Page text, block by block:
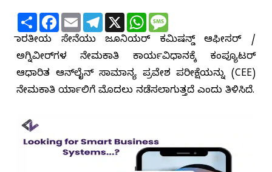
ShareFacebook
Email Telegram
X WhatsApp
ಭಾರತೀಯ ಸೇನೆಯು ಜೂನಿಯರ್ ಕಮಿಷನ್ಡ್ ಆಫೀಸರ್ /
ಅಗ್ನಿ‌ವೀರ್‌ಗಳ ನೇಮಕಾತಿ ಕಾರ್ಯವಿಧಾನಕ್ಕೆ ಕಂಪ್ಯೂಟರ್
ಆಧಾರಿತ ಆನ್‌ಲೈನ್ ಸಾಮಾನ್ಯ ಪ್ರವೇಶ ಪರೀಕ್ಷೆಯನ್ನು (CEE)
ನೇಮಕಾತಿ ರ್ಯಾಲಿಗೆ ಮೊದಲು ನಡೆಸಲಾಗುತ್ತದೆ ಎಂದು ತಿಳಿಸಿದೆ.